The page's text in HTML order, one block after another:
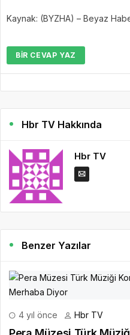
Kaynak: (BYZHA) – Beyaz
BIR CEVAP YAZ
Hbr TV Hakkında
Hbr TV
Benzer Yazılar
4 yıl önce Hbr TV